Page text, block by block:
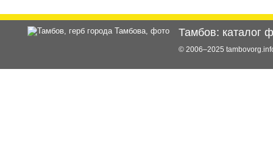
Тамбов: каталог
© 2006–2025